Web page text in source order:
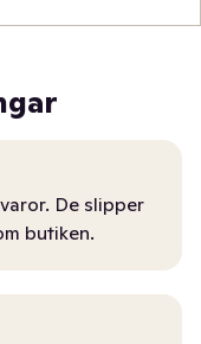
De slipper
butiken.